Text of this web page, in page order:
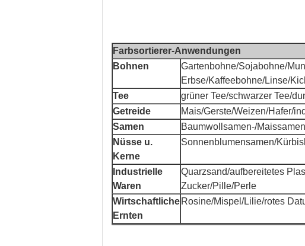
Farbsortierer-Anwendungen
Bohnen
Gartenbohne/Sojabohne/
Erbse/Kaffeebohne/Linse/
Tee
grüner Tee/schwarzer Tee/
Getreide
Mais/Gerste/Weizen/Hafer/
Samen
Baumwollsamen-/
Nüsse u.
Kerne
Sonnenblumensamen/
Industrielle
Waren
Quarzsand/aufbereitetes
Zucker/Pille/Perle
Wirtschaftliche
Ernten
Rosine/Mispel/Lilie/rotes